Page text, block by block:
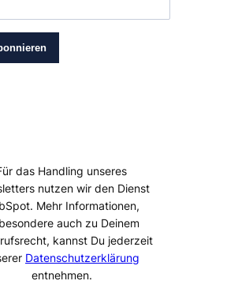
das Handling unseres
nutzen wir den Dienst
Mehr Informationen,
auch zu Deinem
kannst Du jederzeit
Datenschutzerklärung
entnehmen.